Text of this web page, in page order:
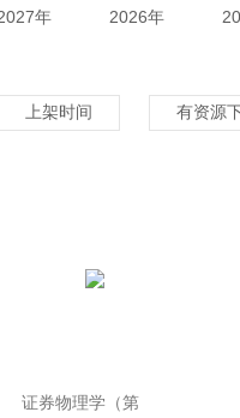
年 2026年
上架时间 有资源
证券物理学（第